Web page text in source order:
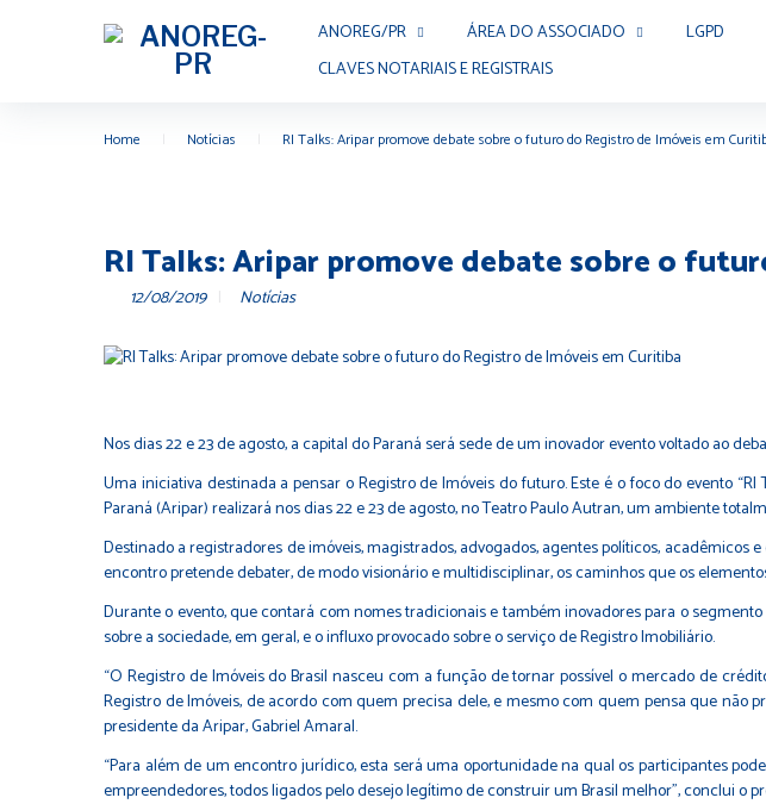
ANOREG/PR ÁREA DO ASSOCIADO LGPD
CLAVES NOTARIAIS E REGISTRAIS
Home Notícias RI Talks: Aripar promove debate sobre o futuro do Registro de Imóveis em
RI Talks: Aripar promove debate sobre o
12/08/2019 Notícias
Nos dias 22 e 23 de agosto, a capital do Paraná será sede de um inovador evento voltado ao
Uma iniciativa destinada a pensar o Registro de Imóveis do futuro. Este é o foco do evento
Paraná (Aripar) realizará nos dias 22 e 23 de agosto, no Teatro Paulo Autran, um ambiente
Destinado a registradores de imóveis, magistrados, advogados, agentes políticos, acadêmicos
encontro pretende debater, de modo visionário e multidisciplinar, os caminhos que os
Durante o evento, que contará com nomes tradicionais e também inovadores para o
sobre a sociedade, em geral, e o influxo provocado sobre o serviço de Registro Imobiliário.
“O Registro de Imóveis do Brasil nasceu com a função de tornar possível o mercado de
Registro de Imóveis, de acordo com quem precisa dele, e mesmo com quem pensa que não
presidente da Aripar, Gabriel Amaral.
“Para além de um encontro jurídico, esta será uma oportunidade na qual os participantes
empreendedores, todos ligados pelo desejo legítimo de construir um Brasil melhor”, conclui o